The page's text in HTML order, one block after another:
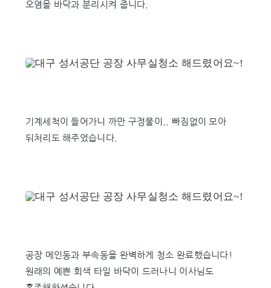
오염을 바닥과 분리시켜 줍니다.
기계세척이 들어가니 까만 구정물이.. 빠짐없이 모아
뒤처리도 해주었습니다.
공장 메인동과 부속동을 완벽하게 청소 완료했습니다!
원래의 예쁜 회색 타일 바닥이 드러나니 이사님도